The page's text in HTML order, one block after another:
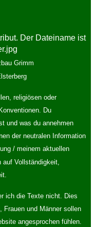
Grimm
religiösen oder
Du
und was du annehmen
der neutralen Information
/ meinem aktuellen
Vollständigkeit,
ich die Texte nicht. Dies
Frauen und Männer sollen
angesprochen fühlen.